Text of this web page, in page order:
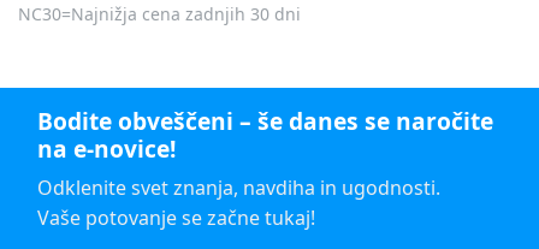
NC30=Najnižja cena zadnjih 30 dni
Bodite obveščeni – še danes se naročite
na e-novice!
Odklenite svet znanja, navdiha in ugodnosti.
Vaše potovanje se začne tukaj!